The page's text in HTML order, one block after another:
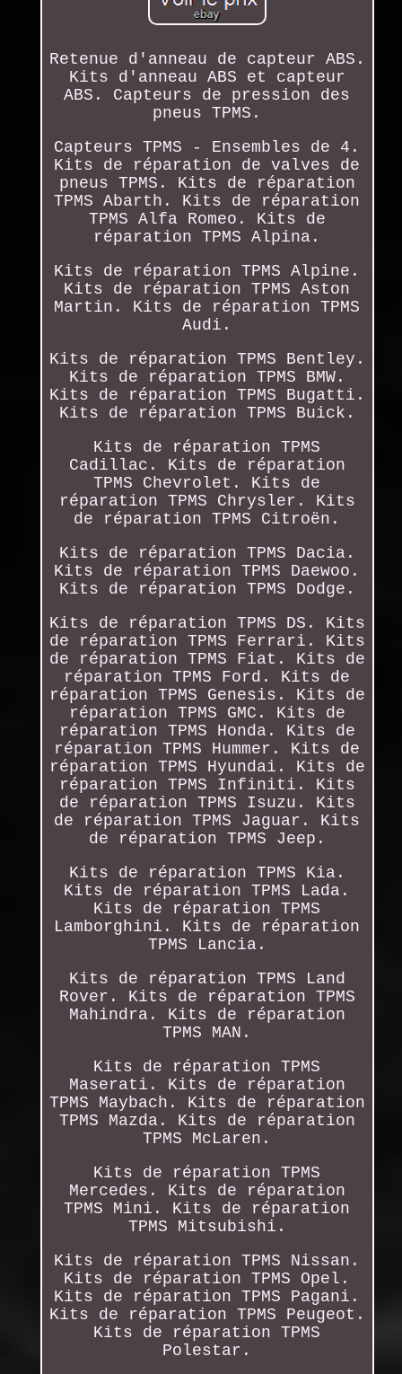
Retenue d'anneau de capteur ABS.
Kits d'anneau ABS et capteur
ABS. Capteurs de pression des
pneus TPMS.
Capteurs TPMS - Ensembles de 4.
Kits de réparation de valves de
pneus TPMS. Kits de réparation
TPMS Abarth. Kits de réparation
TPMS Alfa Romeo. Kits de
réparation TPMS Alpina.
Kits de réparation TPMS Alpine.
Kits de réparation TPMS Aston
Martin. Kits de réparation TPMS
Audi.
Kits de réparation TPMS Bentley.
Kits de réparation TPMS BMW.
Kits de réparation TPMS Bugatti.
Kits de réparation TPMS Buick.
Kits de réparation TPMS
Cadillac. Kits de réparation
TPMS Chevrolet. Kits de
réparation TPMS Chrysler. Kits
de réparation TPMS Citroën.
Kits de réparation TPMS Dacia.
Kits de réparation TPMS Daewoo.
Kits de réparation TPMS Dodge.
Kits de réparation TPMS DS. Kits
de réparation TPMS Ferrari. Kits
de réparation TPMS Fiat. Kits de
réparation TPMS Ford. Kits de
réparation TPMS Genesis. Kits de
réparation TPMS GMC. Kits de
réparation TPMS Honda. Kits de
réparation TPMS Hummer. Kits de
réparation TPMS Hyundai. Kits de
réparation TPMS Infiniti. Kits
de réparation TPMS Isuzu. Kits
de réparation TPMS Jaguar. Kits
de réparation TPMS Jeep.
Kits de réparation TPMS Kia.
Kits de réparation TPMS Lada.
Kits de réparation TPMS
Lamborghini. Kits de réparation
TPMS Lancia.
Kits de réparation TPMS Land
Rover. Kits de réparation TPMS
Mahindra. Kits de réparation
TPMS MAN.
Kits de réparation TPMS
Maserati. Kits de réparation
TPMS Maybach. Kits de réparation
TPMS Mazda. Kits de réparation
TPMS McLaren.
Kits de réparation TPMS
Mercedes. Kits de réparation
TPMS Mini. Kits de réparation
TPMS Mitsubishi.
Kits de réparation TPMS Nissan.
Kits de réparation TPMS Opel.
Kits de réparation TPMS Pagani.
Kits de réparation TPMS Peugeot.
Kits de réparation TPMS
Polestar.